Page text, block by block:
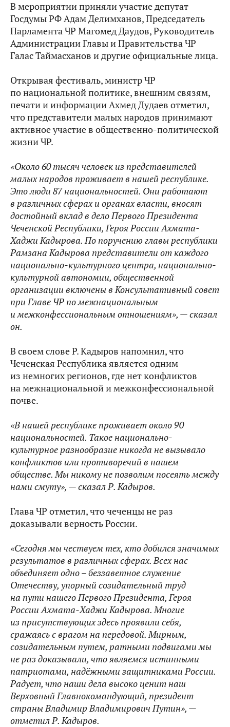
В мероприятии приняли участие депутат
Госдумы РФ Адам Делимханов, Председатель
Парламента ЧР Магомед Даудов, Руководитель
Администрации Главы и Правительства ЧР
Галас Таймасханов и другие официальные лица.
Открывая фестиваль, министр ЧР
по национальной политике, внешним связям,
печати и информации Ахмед Дудаев отметил,
что представители малых народов принимают
активное участие в общественно-политической
жизни ЧР.
«Около 60 тысяч человек из представителей
малых народов проживает в нашей республике.
Это люди 87 национальностей. Они работают
в различных сферах и органах власти, вносят
достойный вклад в дело Первого Президента
Чеченской Республики, Героя России Ахмата-
Хаджи Кадырова. По поручению главы республики
Рамзана Кадырова представители от каждого
национально-культурного центра, национально-
культурной автономии, общественной
организации включены в Консультативный совет
при Главе ЧР по межнациональным
и межконфессиональным отношениям», — сказал
он.
В своем слове Р. Кадыров напомнил, что
Чеченская Республика является одним
из немногих регионов, где нет конфликтов
на межнациональной и межконфессиональной
почве.
«В нашей республике проживает около 90
национальностей. Такое национально-
культурное разнообразие никогда не вызывало
конфликтов или противоречий в нашем
обществе. Мы никому не позволим посеять между
нами смуту», — сказал Р. Кадыров.
Глава ЧР отметил, что чеченцы не раз
доказывали верность России.
«Сегодня мы чествуем тех, кто добился значимых
результатов в различных сферах. Всех нас
объединяет одно – беззаветное служение
Отечеству, упорный созидательный труд
на пути нашего Первого Президента, Героя
России Ахмата-Хаджи Кадырова. Многие
из присутствующих здесь проявили себя,
сражаясь с врагом на передовой. Мирным,
созидательным путем, ратными подвигами мы
не раз доказывали, что являемся истинными
патриотами, надёжными защитниками России.
Радует, что наши дела высоко ценит наш
Верховный Главнокомандующий, президент
страны Владимир Владимирович Путин», —
отметил Р. Кадыров.